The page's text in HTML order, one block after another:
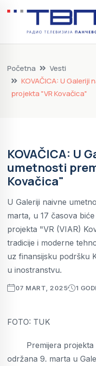
Početna
Vesti
KOVAČICA: U
projekta "VR Kovačica"
KOVAČICA: U
umetnosti
Kovačica"
U Galeriji naivne
marta, u 17 časova
projekta "VR (VIAR)
tradicije i moderne
uz finansijsku podršku
u inostranstvu.
07 MART, 2025 1
FOTO: TUK
Premijera projekta
održana 9. marta u